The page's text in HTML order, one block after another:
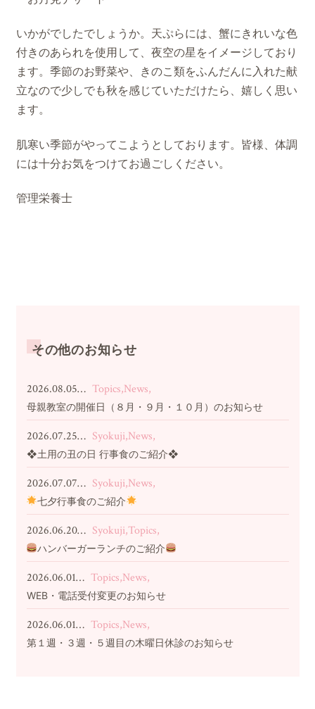
いかがでしたでしょうか。天ぷらには、蟹にきれいな色
付きのあられを使用して、夜空の星をイメージしており
ます。季節のお野菜や、きのこ類をふんだんに入れた献
立なので少しでも秋を感じていただけたら、嬉しく思い
ます。
肌寒い季節がやってこようとしております。皆様、体調
には十分お気をつけてお過ごしください。
管理栄養士
その他のお知らせ
2026.08.05… Topics,News,
母親教室の開催日（８月・９月・１０月）のお知らせ
2026.07.25… Syokuji,News,
❖土用の丑の日 行事食のご紹介❖
2026.07.07… Syokuji,News,
七夕行事食のご紹介
2026.06.20… Syokuji,Topics,
ハンバーガーランチのご紹介
2026.06.01… Topics,News,
WEB・電話受付変更のお知らせ
2026.06.01… Topics,News,
第１週・３週・５週目の木曜日休診のお知らせ